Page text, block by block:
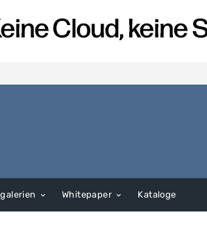
Whitepaper Kataloge